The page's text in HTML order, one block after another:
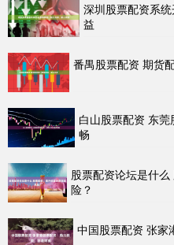
深圳股票配资系
益
番禺股票配资 期货
白山股票配资 东
畅
股票配资论坛是什
险？
中国股票配资 张家